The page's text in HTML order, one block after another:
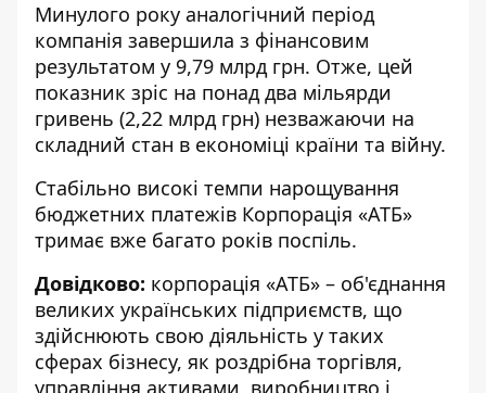
Минулого року аналогічний період
компанія завершила з фінансовим
результатом у 9,79 млрд грн. Отже, цей
показник зріс на понад два мільярди
гривень (2,22 млрд грн) незважаючи на
складний стан в економіці країни та війну.
Стабільно високі темпи нарощування
бюджетних платежів Корпорація «АТБ»
тримає вже багато років поспіль.
Довідково: корпорація «АТБ» – об'єднання
великих українських підприємств, що
здійснюють свою діяльність у таких
сферах бізнесу, як роздрібна торгівля,
управління активами, виробництво і